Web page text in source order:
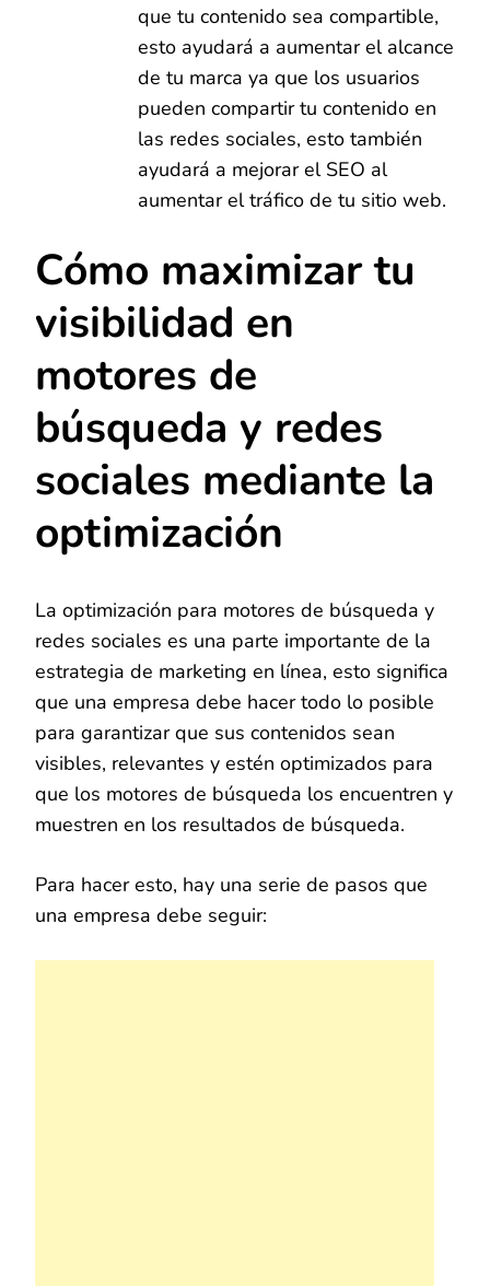
que tu contenido sea compartible,
esto ayudará a aumentar el alcance
de tu marca ya que los usuarios
pueden compartir tu contenido en
las redes sociales, esto también
ayudará a mejorar el SEO al
aumentar el tráfico de tu sitio web.
Cómo maximizar tu
visibilidad en
motores de
búsqueda y redes
sociales mediante la
optimización
La optimización para motores de búsqueda y
redes sociales es una parte importante de la
estrategia de marketing en línea, esto significa
que una empresa debe hacer todo lo posible
para garantizar que sus contenidos sean
visibles, relevantes y estén optimizados para
que los motores de búsqueda los encuentren y
muestren en los resultados de búsqueda.
Para hacer esto, hay una serie de pasos que
una empresa debe seguir: